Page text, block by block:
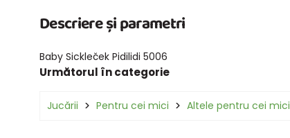
Descriere și parametri
Baby Sickleček Pidilidi 5006
Următorul în categorie
Jucării Pentru cei mici Altele pentru cei mici